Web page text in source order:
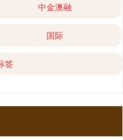
中金澳融
国际
签